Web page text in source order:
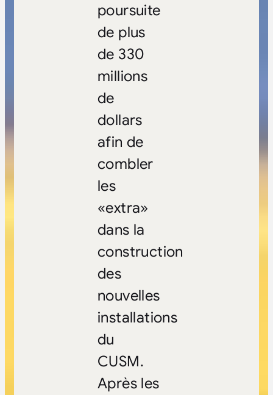
poursuite
de plus
de 330
millions
de
dollars
afin de
combler
les
«extra»
dans la
construction
des
nouvelles
installations
du
CUSM.
Après les